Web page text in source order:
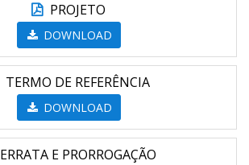
PROJETO
DOWNLOAD
TERMO DE REFERÊNCIA
DOWNLOAD
ERRATA E PRORROGAÇÃO